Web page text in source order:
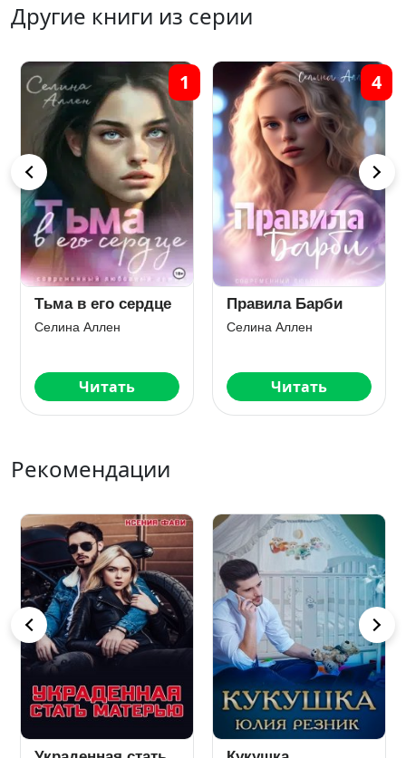
Другие книги из серии
Эффект Фостера
Селина Аллен
Читать
3
Тьма в его сердце
Селина Аллен
Читать
1
Рекомендации